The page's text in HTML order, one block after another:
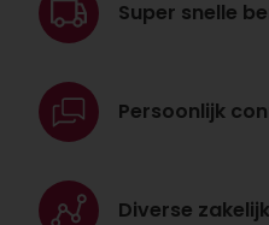
Super snelle
Persoonlijk
Diverse